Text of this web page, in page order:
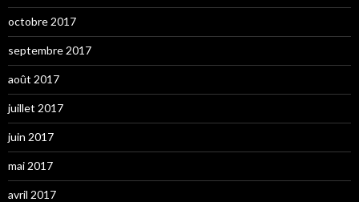
octobre 2017
septembre 2017
août 2017
juillet 2017
juin 2017
mai 2017
avril 2017